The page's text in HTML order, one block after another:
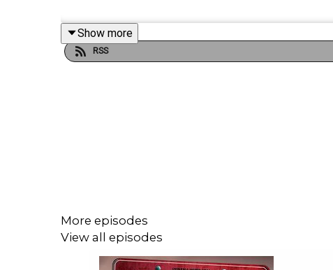
Show more
RSS
More episodes
View all episodes